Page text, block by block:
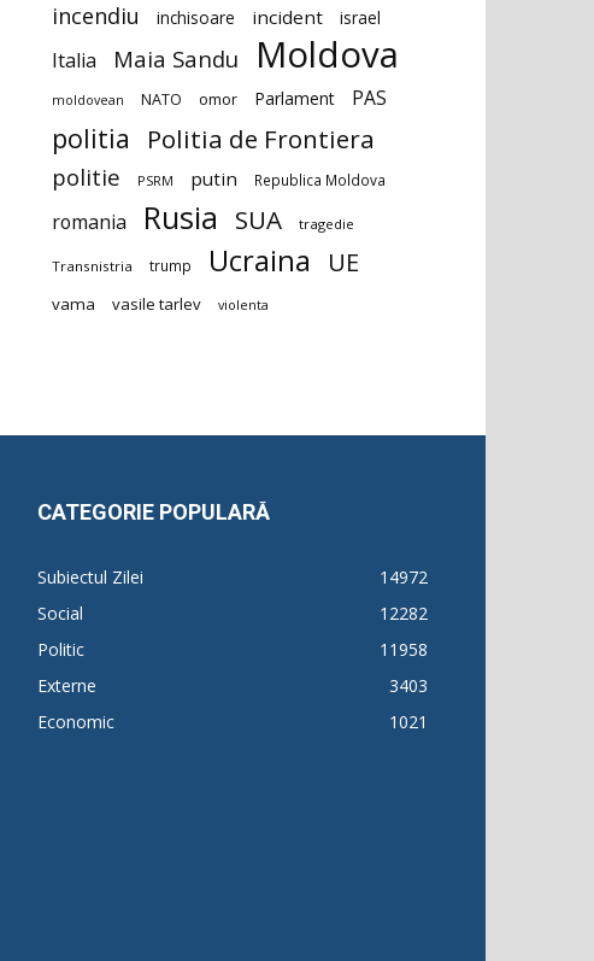
incendiu inchisoare incident israel
Italia Maia Sandu Moldova
moldovean NATO omor Parlament PAS
politia Politia de Frontiera
politie PSRM putin Republica Moldova
romania Rusia SUA tragedie
Transnistria trump Ucraina UE
vama vasile tarlev violenta
CATEGORIE POPULARĂ
Subiectul Zilei
14972
Social
12282
Politic
11958
Externe
3403
Economic
1021